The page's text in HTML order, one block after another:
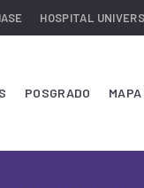
HOSPITAL
POSGRADO